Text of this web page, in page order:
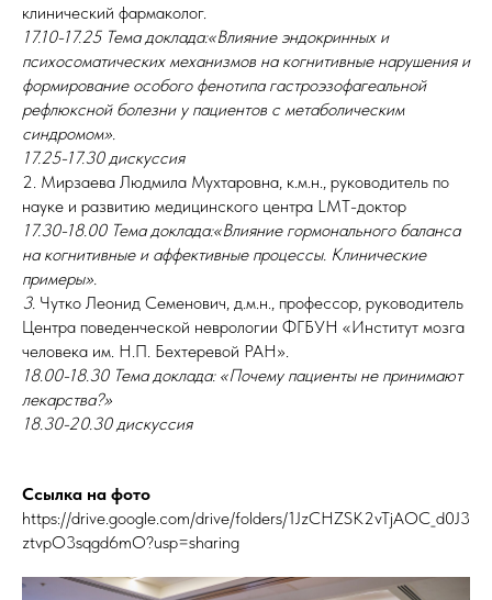
клинический фармаколог.
17.10-17.25 Тема доклада:«Влияние эндокринных и
психосоматических механизмов на когнитивные нарушения и
формирование особого фенотипа гастроэзофагеальной
рефлюксной болезни у пациентов с метаболическим
синдромом».
17.25-17.30 дискуссия
2. Мирзаева Людмила Мухтаровна, к.м.н., руководитель по
науке и развитию медицинского центра LMT-доктор
17.30-18.00 Тема доклада:«Влияние гормонального баланса
на когнитивные и аффективные процессы. Клинические
примеры».
3. Чутко Леонид Семенович, д.м.н., профессор, руководитель
Центра поведенческой неврологии ФГБУН «Институт мозга
человека им. Н.П. Бехтеревой РАН».
18.00-18.30 Тема доклада: «Почему пациенты не принимают
лекарства?»
18.30-20.30 дискуссия
Ссылка на фото
https://drive.google.com/drive/folders/1JzCHZSK2vTjAOC_d0J3
ztvpO3sqgd6mO?usp=sharing